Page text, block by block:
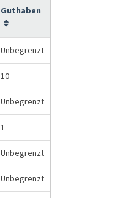
Guthaben
Unbegrenzt
10
Unbegrenzt
1
Unbegrenzt
Unbegrenzt